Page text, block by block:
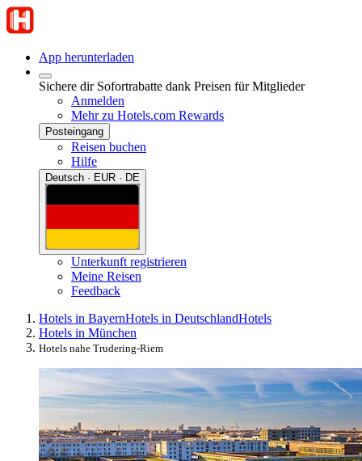
App herunterladen
Sichere dir Sofortrabatte dank Preisen für Mitglieder
Anmelden
Mehr zu Hotels.com Rewards
Posteingang
Reisen buchen
Hilfe
Deutsch · EUR · DE
Unterkunft registrieren
Meine Reisen
Feedback
Hotels in BayernHotels in DeutschlandHotels
Hotels in München
Hotels nahe Trudering-Riem